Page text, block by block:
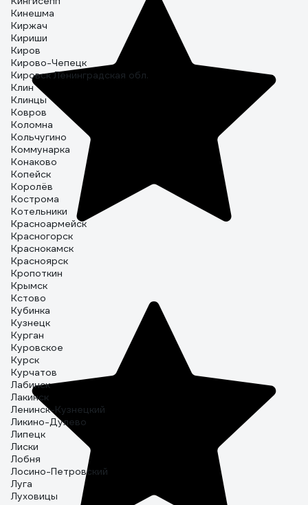
Кинешма
Киржач
Кириши
Киров
Кирово-Чепецк
Кировск Ленинградская обл.
Клин
Клинцы
Ковров
Коломна
Кольчугино
Коммунарка
Конаково
Копейск
Королёв
Кострома
Котельники
Красноармейск
Красногорск
Краснокамск
Красноярск
Кропоткин
Крымск
Кстово
Кубинка
Кузнецк
Курган
Куровское
Курск
Курчатов
Лабинск
Лакинск
Ленинск-Кузнецкий
Ликино-Дулево
Липецк
Лиски
Лобня
Лосино-Петровский
Луга
Луховицы